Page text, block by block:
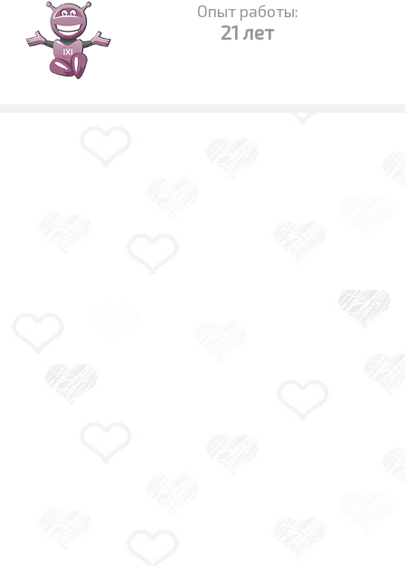
Опыт работы:
21 лет